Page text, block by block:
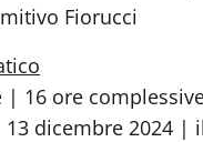
Fiorucci
| 16 ore
dicembre 2024 |